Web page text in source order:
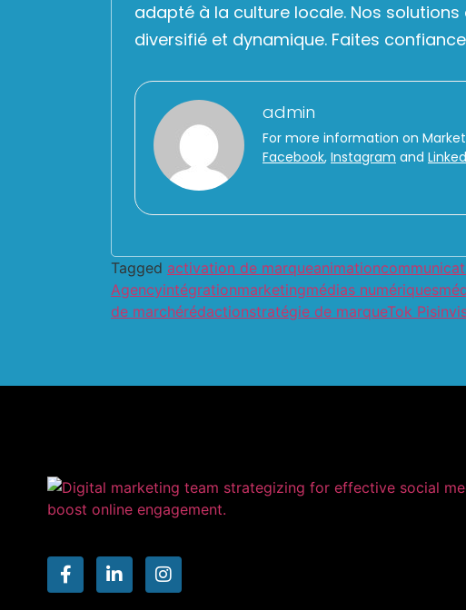
adapté à la culture locale. Nos
diversifié et dynamique. Faites
admin
For more information on
Facebook, Instagram and
Tagged activation de marqueanimation
Agencyintégrationmarketingmédias numériques
de marchérédactionstratégie de marqueTok Pisin